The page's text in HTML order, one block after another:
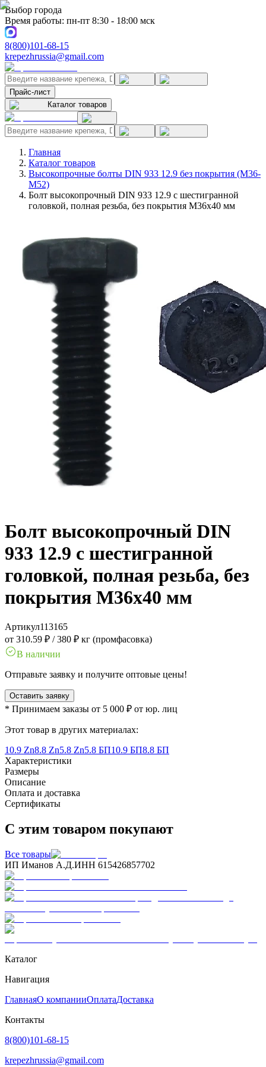
Выбор города
Время работы: пн-пт 8:30 - 18:00 мск
8(800)101-68-15
krepezhrussia@gmail.com
Прайс-лист
Каталог товаров
Главная
Каталог товаров
Высокопрочные болты DIN 933 12.9 без покрытия (M36-
M52)
Болт высокопрочный DIN 933 12.9 с шестигранной
головкой, полная резьба, без покрытия M36x40 мм
Болт высокопрочный DIN
933 12.9 с шестигранной
головкой, полная резьба, без
покрытия M36x40 мм
Артикул113165
от 310.59 ₽ /380 ₽ кг (промфасовка)
В наличии
Отправьте заявку и получите оптовые цены!
Оставить заявку
* Принимаем заказы от 5 000 ₽ от юр. лиц
Этот товар в других материалах:
10.9 Zn8.8 Zn5.8 Zn5.8 БП10.9 БП8.8 БП
Характеристики
Размеры
Описание
Оплата и доставка
Сертификаты
С этим товаром покупают
Все товары
ИП Иманов А.Д.ИНН 615426857702
Каталог
Навигация
ГлавнаяО компанииОплатаДоставка
Контакты
8(800)101-68-15
krepezhrussia@gmail.com